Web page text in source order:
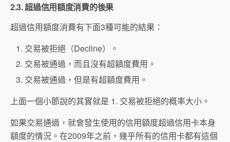
2.3. 超過信用額度消費的後果
超過信用額度消費有下面3種可能的結果：
交易被拒絕（Decline）。
交易被通過，而且沒有超額度費用。
交易被通過，但是有超額度費用。
上面一個小節說的其實就是 1. 交易被拒絕的概率大小。
如果交易通過，就會發生使用的信用額度超過信用卡本身
額度的情況。在2009年之前，幾乎所有的信用卡都有這個